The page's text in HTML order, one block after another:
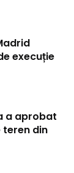
execuție
a aprobat
din